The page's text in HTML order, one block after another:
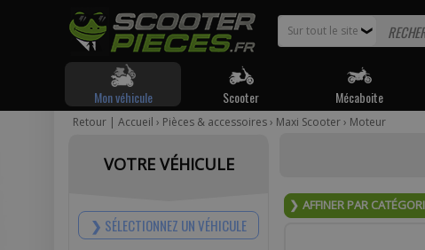
❯
Sur tout le site
Mon véhicule Scooter Mécaboite
Retour | Accueil › Pièces & accessoires› Maxi Scooter› Moteur
AFFINER PAR
VOTRE VÉHICULE
SÉLECTIONNEZ UN VÉHICULE
Pour être